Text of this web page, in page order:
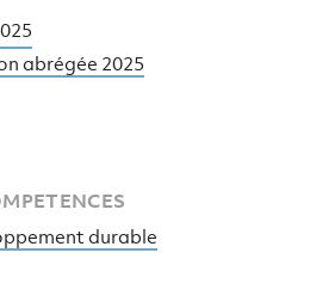
abrégée 2025
durable